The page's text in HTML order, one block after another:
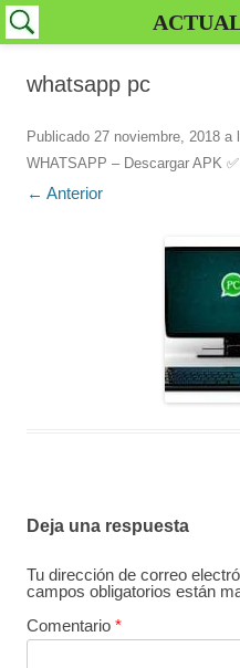
whatsapp pc
Publicado 27 noviembre, 2018 a
WHATSAPP – Descargar APK
← Anterior
Deja una respuesta
Tu dirección de correo
campos obligatorios están
Comentario *